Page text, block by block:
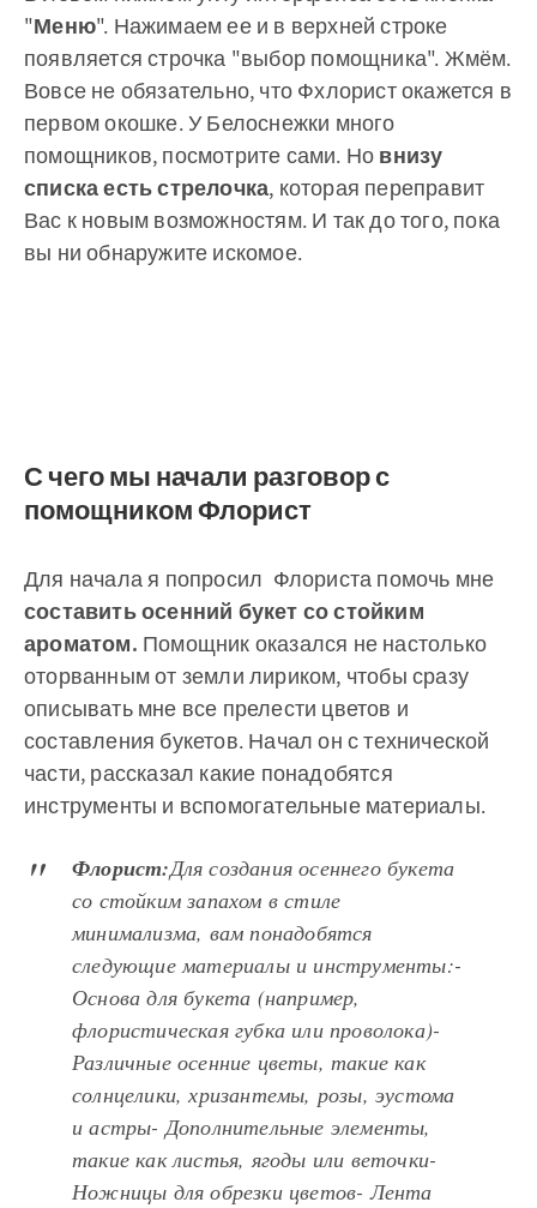
"Меню". Нажимаем ее и в верхней строке
появляется строчка "выбор помощника". Жмём.
Вовсе не обязательно, что Фхлорист окажется в
первом окошке. У Белоснежки много
помощников, посмотрите сами. Но внизу
списка есть стрелочка, которая переправит
Вас к новым возможностям. И так до того, пока
вы ни обнаружите искомое.
С чего мы начали разговор с
помощником Флорист
Для начала я попросил Флориста помочь мне
составить осенний букет со стойким
ароматом. Помощник оказался не настолько
оторванным от земли лириком, чтобы сразу
описывать мне все прелести цветов и
составления букетов. Начал он с технической
части, рассказал какие понадобятся
инструменты и вспомогательные материалы.
Флорист:‌‌Для создания осеннего букета
со стойким запахом в стиле
минимализма, вам понадобятся
следующие материалы и инструменты:‌‌-
Основа для букета (например,
флористическая губка или проволока)‌‌-
Различные осенние цветы, такие как
солнцелики, хризантемы, розы, эустома
и астры‌‌- Дополнительные элементы,
такие как листья, ягоды или веточки‌‌-
Ножницы для обрезки цветов‌‌- Лента